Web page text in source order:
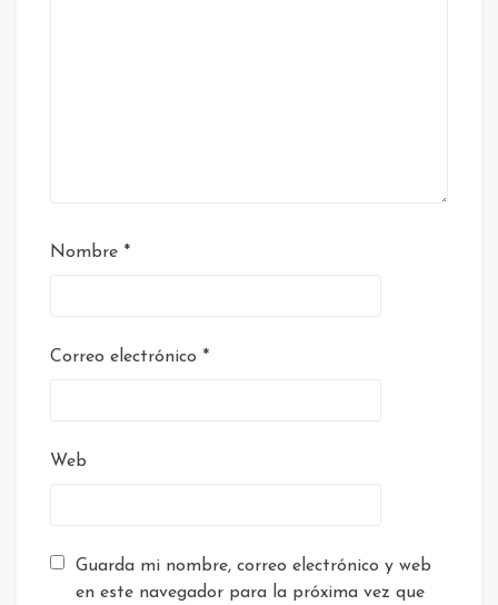
Nombre *
Correo electrónico *
Web
Guarda mi nombre, correo electrónico y web
en este navegador para la próxima vez que